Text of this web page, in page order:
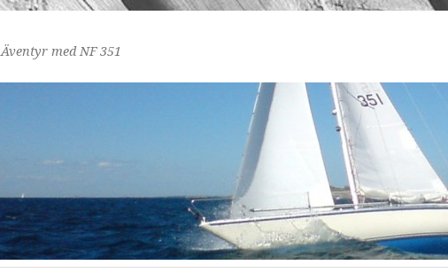
Äventyr med NF 351